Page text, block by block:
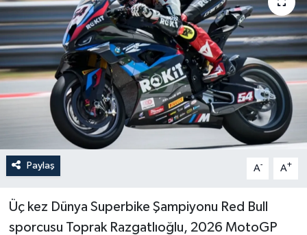
Paylaş A- A+
Üç kez Dünya Superbike Şampiyonu Red Bull
sporcusu Toprak Razgatlıoğlu, 2026 MotoGP